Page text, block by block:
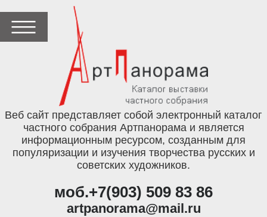
Веб сайт представляет собой электронный каталог
частного собрания Артпанорама и является
информационным ресурсом, созданным для
популяризации и изучения творчества русских и
советских художников.
моб.+7(903) 509 83 86
artpanorama@mail.ru